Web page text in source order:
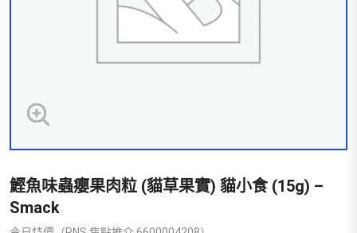
鰹魚味蟲癭果肉粒 (貓草果實) 貓小食 (15g) –
Smack